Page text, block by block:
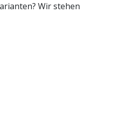
Wir stehen